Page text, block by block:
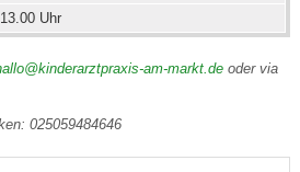
Uhr
am-markt.deoder via
025059484646